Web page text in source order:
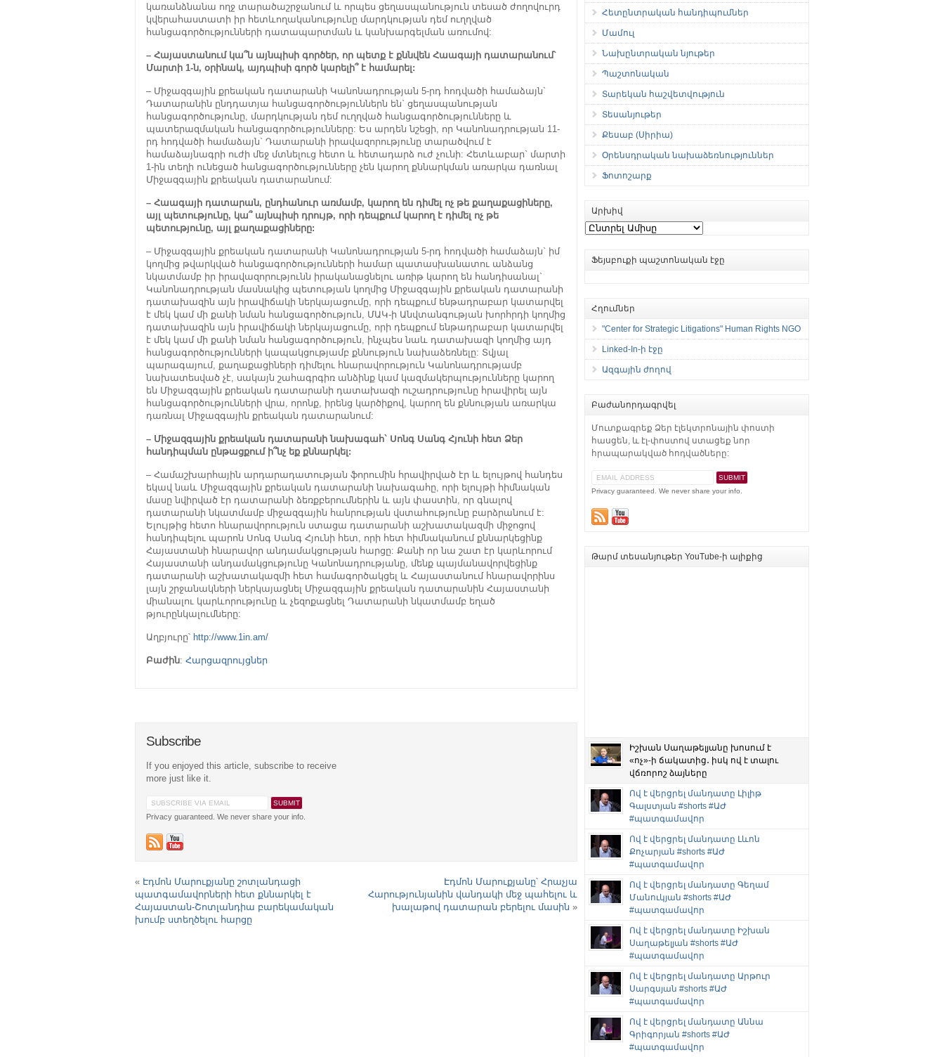
կառանձնանա ողջ տարածաշրջանում և որպես ցեղասպանություն տեսած ժողովուրդ
կվերահաստատի իր հետևողականությունը մարդկության դեմ ուղղված
հանցագործությունների դատապարտման և կանխարգելման առումով:
– Հայաստանում կա՞ն այնպիսի գործեր, որ պետք է քննվեն Հաագայի դատարանում՝
Մարտի 1-ն, օրինակ, այդպիսի գործ կարելի՞ է համարել:
– Միջազգային քրեական դատարանի Կանոնադրության 5-րդ հոդվածի համաձայն`
Դատարանին ընդդատյա հանցագործություններն են` ցեղասպանության
հանցագործությունը, մարդկության դեմ ուղղված հանցագործությունները և
պատերազմական հանցագործությունները: Ես արդեն նշեցի, որ Կանոնադրության 11-
րդ հոդվածի համաձայն` Դատարանի իրավազորությունը տարածվում է
համաձայնագրի ուժի մեջ մտնելուց հետո և հետադարձ ուժ չունի: Հետևաբար` մարտի
1-ին տեղի ունեցած հանցագործությունները չեն կարող քննարկման առարկա դառնալ
Միջազգային քրեական դատարանում:
– Հաագայի դատարան, ընդհանուր առմամբ, կարող են դիմել ոչ թե քաղաքացիները,
այլ պետությունը, կա՞ այնպիսի դրույթ, որի դեպքում կարող է դիմել ոչ թե
պետությունը, այլ քաղաքացիները:
– Միջազգային քրեական դատարանի Կանոնադրության 5-րդ հոդվածի համաձայն` իմ
կողմից թվարկված հանցագործությունների համար պատասխանատու անձանց
նկատմամբ իր իրավազորությունն իրականացնելու առիթ կարող են հանդիսանալ`
Կանոնադրության մասնակից պետության կողմից Միջազգային քրեական դատարանի
դատախազին այն իրավիճակի ներկայացումը, որի դեպքում ենթադրաբար կատարվել
է մեկ կամ մի քանի նման հանցագործություն, ՄԱԿ-ի Անվտանգության խորհրդի կողմից
դատախազին այն իրավիճակի ներկայացումը, որի դեպքում ենթադրաբար կատարվել
է մեկ կամ մի քանի նման հանցագործություն, ինչպես նաև դատախազի կողմից այդ
հանցագործությունների կապակցությամբ քննություն նախաձեռնելը: Տվյալ
պարագայում, քաղաքացիների դիմելու հնարավորություն Կանոնադրությամբ
նախատեսված չէ, սակայն շահագրգիռ անձինք կամ կազմակերպությունները կարող
են Միջազգային քրեական դատարանի դատախազի ուշադրությունը հրավիրել այն
հանցագործությունների վրա, որոնք, իրենց կարծիքով, կարող են քննության առարկա
դառնալ Միջազգային քրեական դատարանում:
– Միջազգային քրեական դատարանի նախագահ` Սոնգ Սանգ Հյունի հետ Ձեր
հանդիպման ընթացքում ի՞նչ եք քննարկել:
– Համաշխարհային արդարադատության ֆորումին հրավիրված էր և ելույթով հանդես
եկավ նաև Միջազգային քրեական դատարանի նախագահը, որի ելույթի հիմնական
մասը նվիրված էր դատարանի ձեռքբերումներին և այն փաստին, որ գնալով
դատարանի նկատմամբ միջազգային հանրության վստահությունը բարձրանում է:
Ելույթից հետո հնարավորություն ստացա դատարանի աշխատակազմի միջոցով
հանդիպելու պարոն Սոնգ Սանգ Հյունի հետ, որի հետ հիմնականում քննարկեցինք
Հայաստանի հնարավոր անդամակցության հարցը: Քանի որ նա շատ էր կարևորում
Հայաստանի անդամակցությունը Կանոնադրությանը, մենք պայմանավորվեցինք
դատարանի աշխատակազմի հետ համագործակցել և Հայաստանում հնարավորինս
լայն շրջանակների ներկայացնել Միջազգային քրեական դատարանին Հայաստանի
միանալու կարևորությունը և չեզոքացնել Դատարանի նկատմամբ եղած
թյուրընկալումները:
Աղբյուրը՝ http://www.1in.am/
Բաժին: Հարցազրույցներ
Subscribe
If you enjoyed this article, subscribe to receive
more just like it.
Privacy guaranteed. We never share your info.
« Էդմոն Մարուքյանը շոտլանդացի
պատգամավորների հետ քննարկել է
Հայաստան-Շոտլանդիա բարեկամական
խումբ ստեղծելու հարցը
Էդմոն Մարուքյանը՝ Հրաչյա
Հարությունյանին վանդակի մեջ պահելու և
խալաթով դատարան բերելու մասին »
Հետընտրական հանդիպումներ
Մամուլ
Նախընտրական նյութեր
Պաշտոնական
Տարեկան հաշվետվություն
Տեսանյութեր
Քեսաբ (Սիրիա)
Օրենսդրական նախաձեռնություններ
Ֆոտոշարք
Արխիվ
Արխիվ
Ֆեյսբուքի պաշտոնական էջը
Հղումներ
"Center for Strategic Litigations" Human Rights NGO
Linked-In-ի էջը
Ազգային ժողով
Բաժանորդագրվել
Մուտքագրեք Ձեր էլեկտրոնային փոստի
հասցեն, և էլ-փոստով ստացեք նոր
հրապարակված հոդվածները:
Privacy guaranteed. We never share your info.
Թարմ տեսանյութեր YouTube-ի ալիքից
Իշխան Սաղաթելյանը խոսում է
«ոչ»-ի ճակատից․ իսկ ով է տալու
վճռորոշ ձայները
Ով է վերցրել մանդատը Լիլիթ
Գալստյան #shorts #ԱԺ
#պատգամավոր
Ով է վերցրել մանդատը Լևոն
Քոչարյան #shorts #ԱԺ
#պատգամավոր
Ով է վերցրել մանդատը Գեղամ
Մանուկյան #shorts #ԱԺ
#պատգամավոր
Ով է վերցրել մանդատը Իշխան
Սաղաթելյան #shorts #ԱԺ
#պատգամավոր
Ով է վերցրել մանդատը Արթուր
Սարգսյան #shorts #ԱԺ
#պատգամավոր
Ով է վերցրել մանդատը Աննա
Գրիգորյան #shorts #ԱԺ
#պատգամավոր